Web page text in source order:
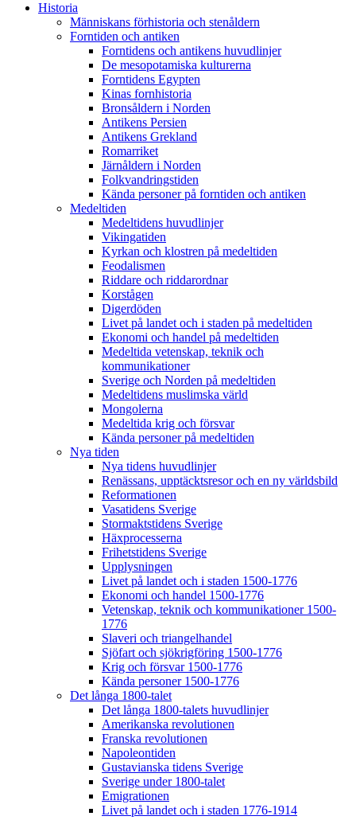
Historia
Människans förhistoria och stenåldern
Forntiden och antiken
Forntidens och antikens huvudlinjer
De mesopotamiska kulturerna
Forntidens Egypten
Kinas fornhistoria
Bronsåldern i Norden
Antikens Persien
Antikens Grekland
Romarriket
Järnåldern i Norden
Folkvandringstiden
Kända personer på forntiden och antiken
Medeltiden
Medeltidens huvudlinjer
Vikingatiden
Kyrkan och klostren på medeltiden
Feodalismen
Riddare och riddarordnar
Korstågen
Digerdöden
Livet på landet och i staden på medeltiden
Ekonomi och handel på medeltiden
Medeltida vetenskap, teknik och
kommunikationer
Sverige och Norden på medeltiden
Medeltidens muslimska värld
Mongolerna
Medeltida krig och försvar
Kända personer på medeltiden
Nya tiden
Nya tidens huvudlinjer
Renässans, upptäcktsresor och en ny världsbild
Reformationen
Vasatidens Sverige
Stormaktstidens Sverige
Häxprocesserna
Frihetstidens Sverige
Upplysningen
Livet på landet och i staden 1500-1776
Ekonomi och handel 1500-1776
Vetenskap, teknik och kommunikationer 1500-
1776
Slaveri och triangelhandel
Sjöfart och sjökrigföring 1500-1776
Krig och försvar 1500-1776
Kända personer 1500-1776
Det långa 1800-talet
Det långa 1800-talets huvudlinjer
Amerikanska revolutionen
Franska revolutionen
Napoleontiden
Gustavianska tidens Sverige
Sverige under 1800-talet
Emigrationen
Livet på landet och i staden 1776-1914